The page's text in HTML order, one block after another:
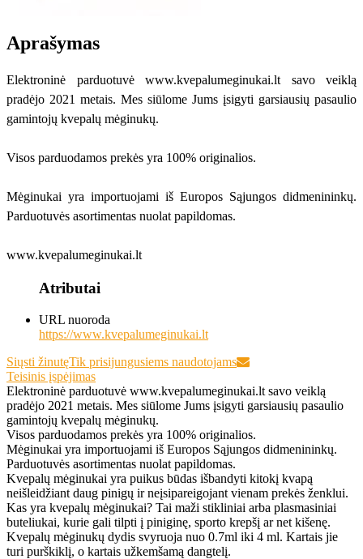
Aprašymas
Elektroninė parduotuvė www.kvepalumeginukai.lt savo veiklą
pradėjo 2021 metais. Mes siūlome Jums įsigyti garsiausių pasaulio
gamintojų kvepalų mėginukų.
Visos parduodamos prekės yra 100% originalios.
Mėginukai yra importuojami iš Europos Sąjungos didmenininkų.
Parduotuvės asortimentas nuolat papildomas.
www.kvepalumeginukai.lt
Atributai
URL nuoroda
https://www.kvepalumeginukai.lt
Siųsti žinutęTik prisijungusiems naudotojams
Teisinis įspėjimas
Elektroninė parduotuvė www.kvepalumeginukai.lt savo veiklą
pradėjo 2021 metais. Mes siūlome Jums įsigyti garsiausių pasaulio
gamintojų kvepalų mėginukų.
Visos parduodamos prekės yra 100% originalios.
Mėginukai yra importuojami iš Europos Sąjungos didmenininkų.
Parduotuvės asortimentas nuolat papildomas.
Kvepalų mėginukai yra puikus būdas išbandyti kitokį kvapą
neišleidžiant daug pinigų ir neįsipareigojant vienam prekės ženklui.
Kas yra kvepalų mėginukai? Tai maži stikliniai arba plasmasiniai
buteliukai, kurie gali tilpti į piniginę, sporto krepšį ar net kišenę.
Kvepalų mėginukų dydis svyruoja nuo 0.7ml iki 4 ml. Kartais jie
turi purškiklį, o kartais užkemšamą dangtelį.